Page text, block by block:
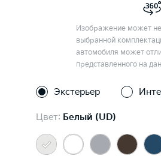
Изображение может не
выбранной
автомобиля может
представленного на
Экстерьер
Цвет: Белый (UD)